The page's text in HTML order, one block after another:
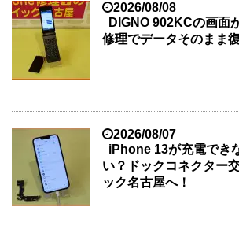
2026/08/08
DIGNO 902KCの画面
修理でデータそのまま
2026/08/07
iPhone 13が充電でき
い？ドックコネクター
ック名古屋へ！